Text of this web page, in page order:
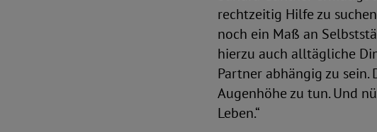
rechtzeitig Hilfe zu
noch ein Maß an
hierzu auch alltägliche
Partner abhängig zu
Augenhöhe zu tun. Und
Leben.“